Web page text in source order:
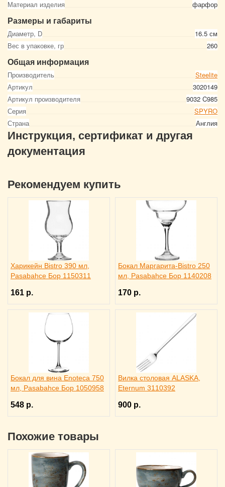
Материал изделия фарфор
Размеры и габариты
Диаметр, D
16.5 см
Вес в упаковке, гр
260
Общая информация
Производитель
Steelite
Артикул
3020149
Артикул производителя
9032 C985
Серия
SPYRO
Страна
Англия
Инструкция, сертификат и другая
документация
Рекомендуем купить
Харикейн Bistro 390 мл,
Pasabahce Бор 1150311
161 р.
Бокал Маргарита-Bistro 250
мл, Pasabahce Бор 1140208
170 р.
Бокал для вина Enoteca 750
мл, Pasabahce Бор 1050958
548 р.
Вилка столовая ALASKA,
Eternum 3110392
900 р.
Похожие товары